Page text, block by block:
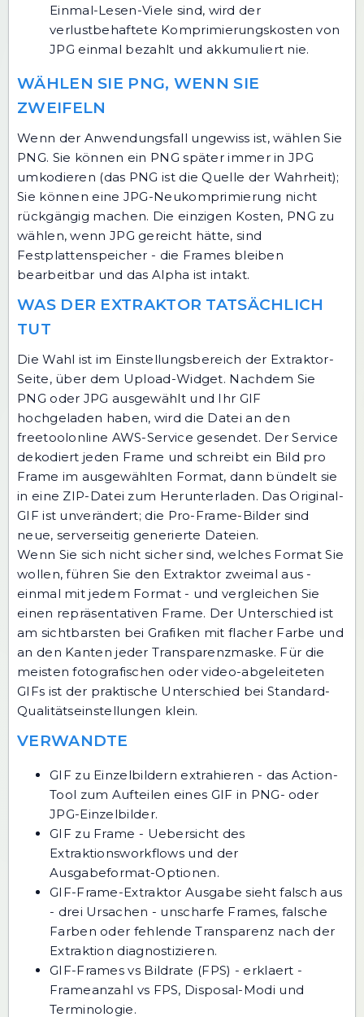
Einmal-Lesen-Viele sind, wird der
verlustbehaftete Komprimierungskosten von
JPG einmal bezahlt und akkumuliert nie.
WÄHLEN SIE PNG, WENN SIE
ZWEIFELN
Wenn der Anwendungsfall ungewiss ist, wählen Sie
PNG. Sie können ein PNG später immer in JPG
umkodieren (das PNG ist die Quelle der Wahrheit);
Sie können eine JPG-Neukomprimierung nicht
rückgängig machen. Die einzigen Kosten, PNG zu
wählen, wenn JPG gereicht hätte, sind
Festplattenspeicher - die Frames bleiben
bearbeitbar und das Alpha ist intakt.
WAS DER EXTRAKTOR TATSÄCHLICH
TUT
Die Wahl ist im Einstellungsbereich der Extraktor-
Seite, über dem Upload-Widget. Nachdem Sie
PNG oder JPG ausgewählt und Ihr GIF
hochgeladen haben, wird die Datei an den
freetoolonline AWS-Service gesendet. Der Service
dekodiert jeden Frame und schreibt ein Bild pro
Frame im ausgewählten Format, dann bündelt sie
in eine ZIP-Datei zum Herunterladen. Das Original-
GIF ist unverändert; die Pro-Frame-Bilder sind
neue, serverseitig generierte Dateien.
Wenn Sie sich nicht sicher sind, welches Format Sie
wollen, führen Sie den Extraktor zweimal aus -
einmal mit jedem Format - und vergleichen Sie
einen repräsentativen Frame. Der Unterschied ist
am sichtbarsten bei Grafiken mit flacher Farbe und
an den Kanten jeder Transparenzmaske. Für die
meisten fotografischen oder video-abgeleiteten
GIFs ist der praktische Unterschied bei Standard-
Qualitätseinstellungen klein.
VERWANDTE
GIF zu Einzelbildern extrahieren - das Action-
Tool zum Aufteilen eines GIF in PNG- oder
JPG-Einzelbilder.
GIF zu Frame - Uebersicht des
Extraktionsworkflows und der
Ausgabeformat-Optionen.
GIF-Frame-Extraktor Ausgabe sieht falsch aus
- drei Ursachen - unscharfe Frames, falsche
Farben oder fehlende Transparenz nach der
Extraktion diagnostizieren.
GIF-Frames vs Bildrate (FPS) - erklaert -
Frameanzahl vs FPS, Disposal-Modi und
Terminologie.